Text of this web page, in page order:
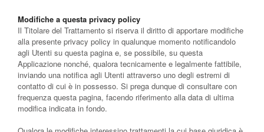
Modifiche a questa privacy policy
Il Titolare del Trattamento si riserva il diritto di apportare modifiche
alla presente privacy policy in qualunque momento notificandolo
agli Utenti su questa pagina e, se possibile, su questa
Applicazione nonché, qualora tecnicamente e legalmente fattibile,
inviando una notifica agli Utenti attraverso uno degli estremi di
contatto di cui è in possesso. Si prega dunque di consultare con
frequenza questa pagina, facendo riferimento alla data di ultima
modifica indicata in fondo.